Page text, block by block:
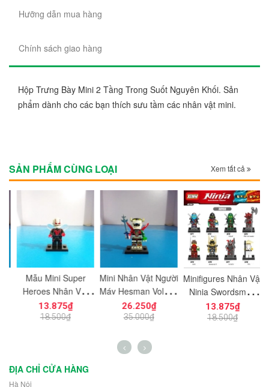
Hưỡng dẫn mua hàng
Chính sách giao hàng
Hộp Trưng Bày Mini 2 Tầng Trong Suốt Nguyên Khối. Sản
phẩm dành cho các bạn thích sưu tầm các nhân vật mini.
SẢN PHẨM CÙNG LOẠI Xem tất cả
Mẫu Mini Super
Heroes Nhân Vật
Wasp
13.875₫
18.500₫
Mini Nhân Vật Người
Máy Hesman Voltron
PG1149
26.250₫
35.000₫
Minifigures Nhân Vật
Ninja Swordsman
Master Từ X571 -
X578
13.875₫
18.500₫
ĐỊA CHỈ CỬA HÀNG
Hà Nội